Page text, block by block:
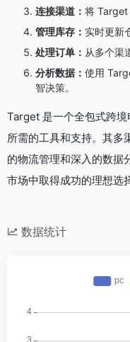
连接渠道： 将 Target
管理库存： 实时更新
处理订单： 从多个渠
分析数据： 使用
智决策。
Target 是一个全包式跨
所需的工具和支持。其多
的物流管理和深入的数据
市场中取得成功的理想选
数据统计